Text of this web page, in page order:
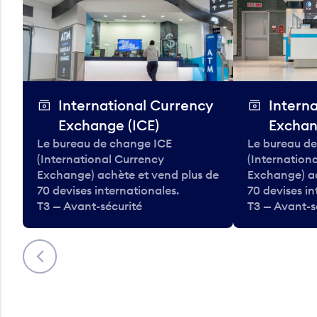
Précédent
International Currency
Exchange (ICE)
Le bureau de change ICE
(International Currency
Exchange) achète et vend plus de
70 devises internationales.
T3 — Avant-sécurité
Le bureau
Exchange)
70 devises
T3 — Avant-